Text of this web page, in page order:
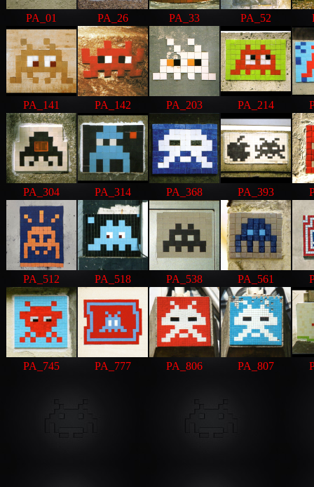
PA_01 PA_26 PA_33 PA_52
PA_141 PA_142 PA_203 PA_214
PA_304 PA_314 PA_368 PA_393
PA_512 PA_518 PA_538 PA_561
PA_745 PA_777 PA_806 PA_807